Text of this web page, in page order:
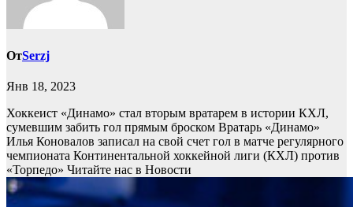
ОтSerzj
Янв 18, 2023
Хоккеист «Динамо» стал вторым вратарем в истории КХЛ,
сумевшим забить гол прямым броском Вратарь «Динамо»
Илья Коновалов записал на свой счет гол в матче регулярного
чемпионата Континентальной хоккейной лиги (КХЛ) против
«Торпедо» Читайте нас в Новости